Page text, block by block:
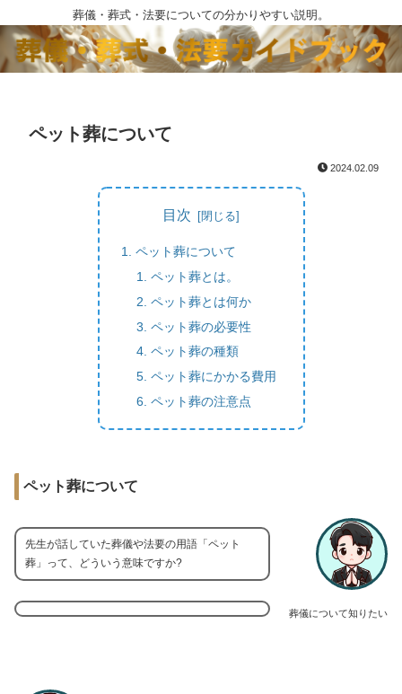
葬儀・葬式・法要についての分かりやすい説明。
ペット葬について
2024.02.09
目次
ペット葬について
ペット葬とは。
ペット葬とは何か
ペット葬の必要性
ペット葬の種類
ペット葬にかかる費用
ペット葬の注意点
ペット葬について
葬儀について知りたい
先生が話していた葬儀や法要の用語「ペット
葬」って、どういう意味ですか?